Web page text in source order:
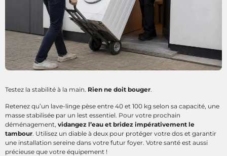
Testez la stabilité à la main. Rien ne doit bouger.
Retenez qu’un lave-linge pèse entre 40 et 100 kg selon sa capacité, une
masse stabilisée par un lest essentiel. Pour votre prochain
déménagement, vidangez l’eau et bridez impérativement le
tambour. Utilisez un diable à deux pour protéger votre dos et garantir
une installation sereine dans votre futur foyer. Votre santé est aussi
précieuse que votre équipement !